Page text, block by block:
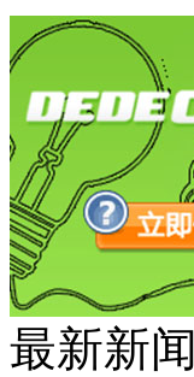
最新新闻